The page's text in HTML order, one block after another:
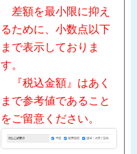
差額を最小限に抑え
るために、小数点以下
まで表示しておりま
す。
『税込金額』はあく
まで参考値であること
をご留意ください。